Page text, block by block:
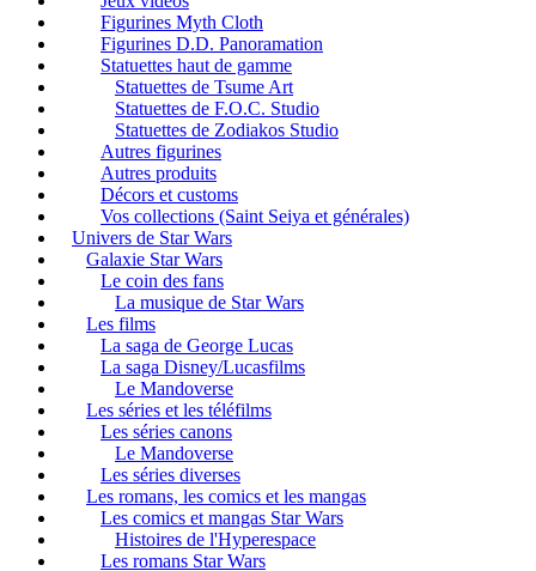
Figurines Myth Cloth
Figurines D.D. Panoramation
Statuettes haut de gamme
Statuettes de Tsume Art
Statuettes de F.O.C. Studio
Statuettes de Zodiakos Studio
Autres figurines
Autres produits
Décors et customs
Vos collections (Saint Seiya et générales)
Univers de Star Wars
Galaxie Star Wars
Le coin des fans
La musique de Star Wars
Les films
La saga de George Lucas
La saga Disney/Lucasfilms
Le Mandoverse
Les séries et les téléfilms
Les séries canons
Le Mandoverse
Les séries diverses
Les romans, les comics et les mangas
Les comics et mangas Star Wars
Histoires de l'Hyperespace
Les romans Star Wars